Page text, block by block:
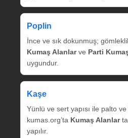
Poplin
İnce ve sık dokunmuş;
Kumaş Alanlarve Parti
uygundur.
Kaşe
Yünlü ve sert yapısı ile palto
kumas.org’ta Kumaş Alanlar
yapılır.